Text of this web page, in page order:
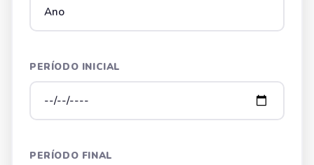
PERÍODO INICIAL
PERÍODO FINAL